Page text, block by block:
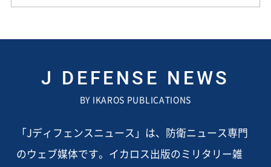
J DEFENSE NEWS
BY IKAROS PUBLICATIONS
「Jディフェンスニュース」は、防衛ニュース専門
のウェブ媒体です。イカロス出版のミリタリー雑